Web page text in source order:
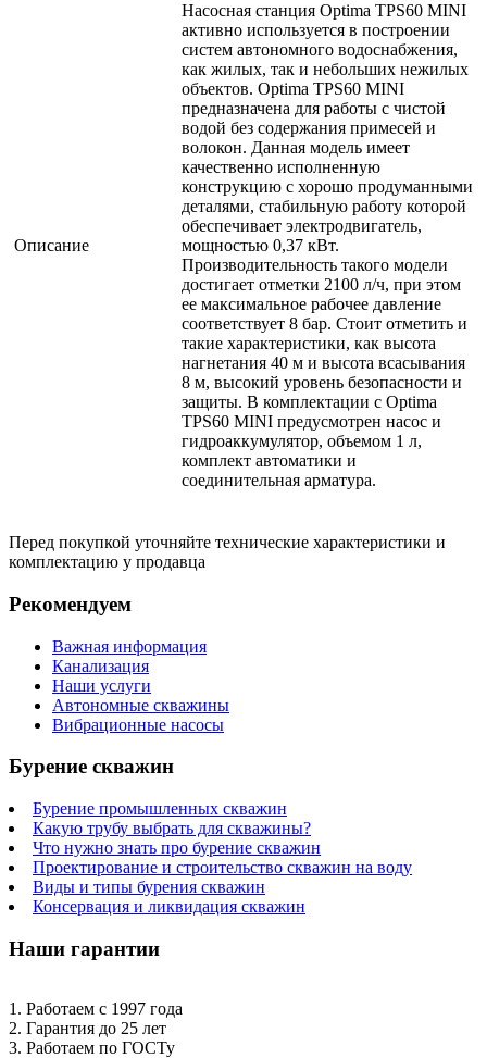
Описание
Насосная станция Optima TPS60 MINI
активно используется в построении
систем автономного водоснабжения,
как жилых, так и небольших нежилых
объектов. Optima TPS60 MINI
предназначена для работы с чистой
водой без содержания примесей и
волокон. Данная модель имеет
качественно исполненную
конструкцию с хорошо продуманными
деталями, стабильную работу которой
обеспечивает электродвигатель,
мощностью 0,37 кВт.
Производительность такого модели
достигает отметки 2100 л/ч, при этом
ее максимальное рабочее давление
соответствует 8 бар. Стоит отметить и
такие характеристики, как высота
нагнетания 40 м и высота всасывания
8 м, высокий уровень безопасности и
защиты. В комплектации с Optima
TPS60 MINI предусмотрен насос и
гидроаккумулятор, объемом 1 л,
комплект автоматики и
соединительная арматура.
Перед покупкой уточняйте технические характеристики и
комплектацию у продавца
Рекомендуем
Важная информация
Канализация
Наши услуги
Автономные скважины
Вибрационные насосы
Бурение скважин
Бурение промышленных скважин
Какую трубу выбрать для скважины?
Что нужно знать про бурение скважин
Проектирование и строительство скважин на воду
Виды и типы бурения скважин
Консервация и ликвидация скважин
Наши гарантии
1. Работаем с 1997 года
2. Гарантия до 25 лет
3. Работаем по ГОСТу